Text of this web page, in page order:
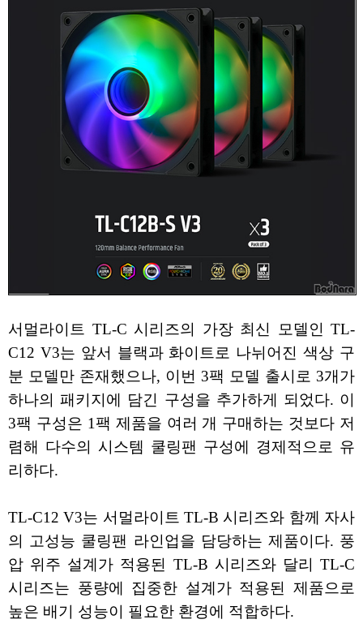
서멀라이트 TL-C 시리즈의 가장 최신 모델인 TL-
C12 V3는 앞서 블랙과 화이트로 나뉘어진 색상 구
분 모델만 존재했으나, 이번 3팩 모델 출시로 3개가
하나의 패키지에 담긴 구성을 추가하게 되었다. 이
3팩 구성은 1팩 제품을 여러 개 구매하는 것보다 저
렴해 다수의 시스템 쿨링팬 구성에 경제적으로 유
리하다.
TL-C12 V3는 서멀라이트 TL-B 시리즈와 함께 자사
의 고성능 쿨링팬 라인업을 담당하는 제품이다. 풍
압 위주 설계가 적용된 TL-B 시리즈와 달리 TL-C
시리즈는 풍량에 집중한 설계가 적용된 제품으로
높은 배기 성능이 필요한 환경에 적합하다.